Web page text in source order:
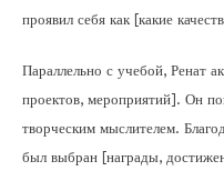
проявил себя как [какие
Параллельно с учебой, Ренат
проектов, мероприятий]. Он
творческим мыслителем.
был выбран [награды,